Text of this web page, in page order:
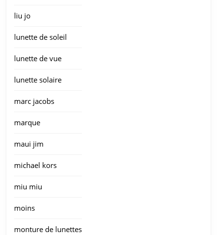
liu jo
lunette de soleil
lunette de vue
lunette solaire
marc jacobs
marque
maui jim
michael kors
miu miu
moins
monture de lunettes